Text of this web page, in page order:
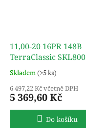
11,00-20 16PR 148B
TerraClassic SKL800
(SET) TT TURON
Skladem(>5 ks)
6 497,22 Kč včetně DPH
5 369,60 Kč
Do košíku